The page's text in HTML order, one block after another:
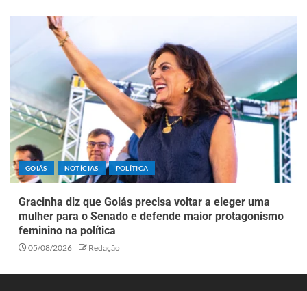
GOIÁS NOTÍCIAS POLÍTICA
Gracinha diz que Goiás precisa voltar a eleger uma
mulher para o Senado e defende maior protagonismo
feminino na política
05/08/2026 Redação